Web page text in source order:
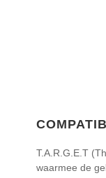
T.A.R.G.E.T
waarmee de